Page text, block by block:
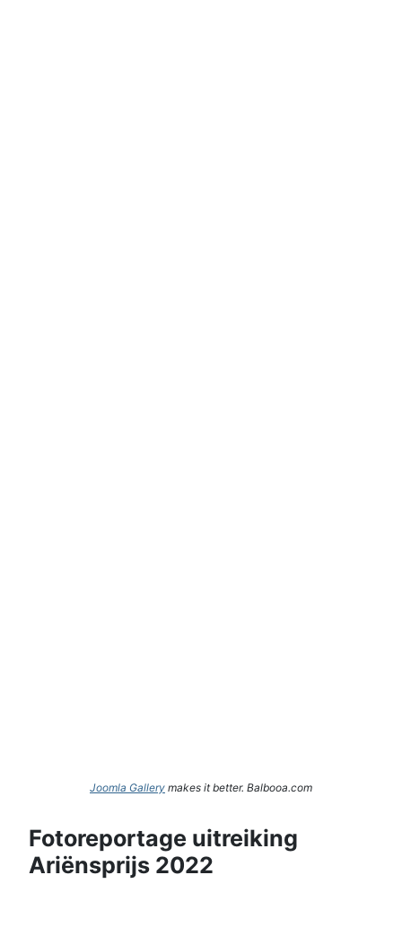
Joomla Gallery makes it better. Balbooa.com
Fotoreportage uitreiking
Ariënsprijs 2022